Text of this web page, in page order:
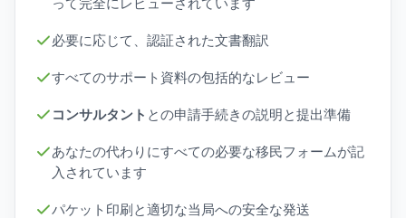
って完全にレビューされています
必要に応じて、認証された文書翻訳
すべてのサポート資料の包括的なレビュー
コンサルタント との申請手続きの説明と提出準備
あなたの代わりにすべての必要な移民フォームが記
入されています
パケット印刷と適切な当局への安全な発送